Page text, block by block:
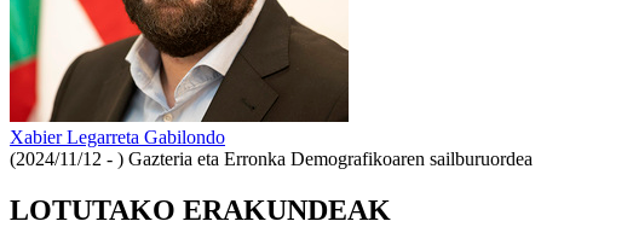
Xabier Legarreta Gabilondo
(2024/11/12 - ) Gazteria eta Erronka Demografikoaren sailburuordea
LOTUTAKO ERAKUNDEAK